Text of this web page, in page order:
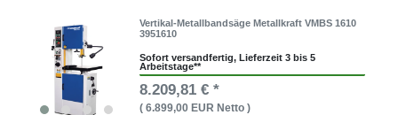
Vertikal-Metallbandsäge Metallkraft VMBS 1610
3951610
Sofort versandfertig, Lieferzeit 3 bis 5
Arbeitstage**
8.209,81 € *
( 6.899,00 EUR Netto )